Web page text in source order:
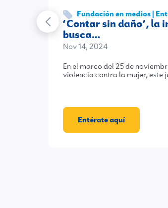
Fundación en medios |
‘Contar sin daño’,
busca…
Nov 14, 2024
En el marco del 25 de
violencia contra la mujer, este
Entérate aquí